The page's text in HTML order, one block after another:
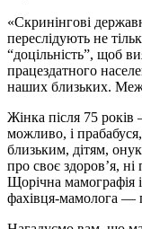
«Скринінгові
переслідують не
“доцільність”, щоб
працездатного
наших близьких. Межі
Жінка після 75
можливо, і прабабуся,
близьким, дітям,
про своє здоров’я, ні
Щорічна мамографія
фахівця-мамолога —